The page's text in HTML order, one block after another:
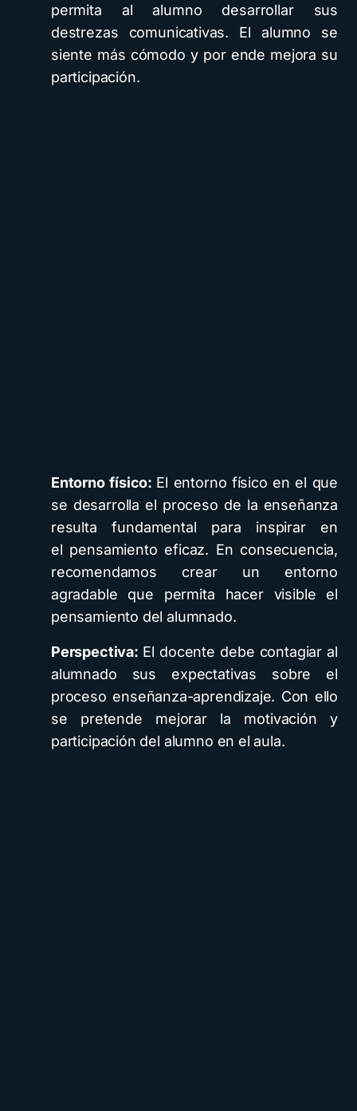
permita al alumno desarrollar sus
destrezas comunicativas. El alumno se
siente más cómodo y por ende mejora su
participación.
Entorno físico: El entorno físico en el que
se desarrolla el proceso de la enseñanza
resulta fundamental para inspirar en
el pensamiento eficaz. En consecuencia,
recomendamos crear un entorno
agradable que permita hacer visible el
pensamiento del alumnado.
Perspectiva: El docente debe contagiar al
alumnado sus expectativas sobre el
proceso enseñanza-aprendizaje. Con ello
se pretende mejorar la motivación y
participación del alumno en el aula.